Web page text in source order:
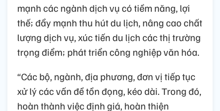
mạnh các ngành dịch vụ có tiềm năng, lợi
thế; đẩy mạnh thu hút du lịch, nâng cao chất
lượng dịch vụ, xúc tiến du lịch các thị trường
trọng điểm; phát triển công nghiệp văn hóa.
“Các bộ, ngành, địa phương, đơn vị tiếp tục
xử lý các vấn đề tồn đọng, kéo dài. Trong đó,
hoàn thành việc định giá, hoàn thiện